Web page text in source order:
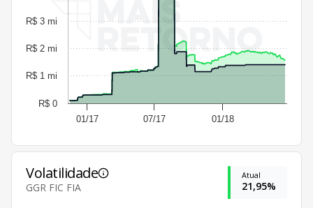
01/17 07/17 01/18
R$ 0
R$ 1 mi
R$ 2 mi
R$ 3 mi
Volatilidade
GGR FIC FIA
Atual
21,95%